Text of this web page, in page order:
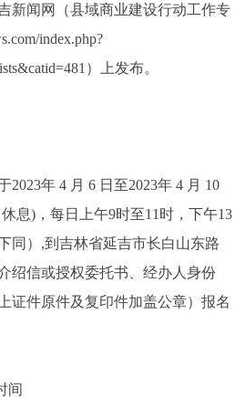
闻网（县域商业建设行动工作专
index.php?
）上发布。
年 4 月 6 日至2023年 4 月 10
息)，每日上午9时至11时，下午13
同）,到吉林省延吉市长白山东路
绍信或授权委托书、经办人身份
证件原件及复印件加盖公章）报名
间